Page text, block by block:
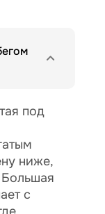
под
ниже,
с